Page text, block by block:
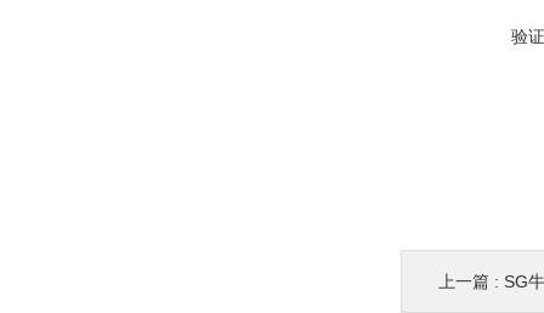
验
上一篇 : SG